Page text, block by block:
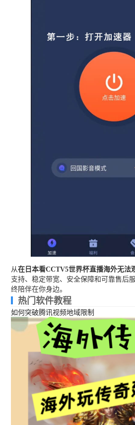
从在日本看CCTV5世界杯直播海外无法
支持、稳定带宽、安全保障和可靠售后
终陪伴在你身边。
热门软件教程
如何突破腾讯视频地域限制